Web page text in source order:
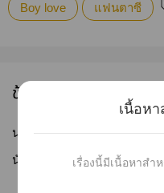
Boy love แฟนตาซี
ข้อมูลนักเขียน
นามปากกา :salmondon
นักเขียน : -5626
เนื้อห
เรื่องนี้มีเนื้อหาสำ